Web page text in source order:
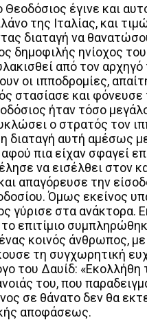
έγινε και
της Ιταλίας, και
διαταγή να
ηνίοχος του
από τον
οι ιπποδρομίες,
στασίασε και φόνευσε
ήταν τόσο
ο στρατός τον
διαταγή αυτή αμέσως
πια είχαν σφαγεί
να εισέλθει στον
απαγόρευσε την
Όμως εκείνος
γύρισε στα ανάκτορα.
επιτίμιο
κοινός άνθρωπος,
τη συγχωρητική
του Δαυίδ:
του, που
σε θάνατο δεν θα
αποφάσεως.